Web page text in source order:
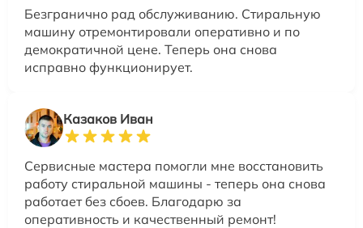
Безгранично рад обслуживанию. Стиральную
машину отремонтировали оперативно и по
демократичной цене. Теперь она снова
исправно функционирует.
Казаков Иван
Сервисные мастера помогли мне восстановить
работу стиральной машины - теперь она снова
работает без сбоев. Благодарю за
оперативность и качественный ремонт!